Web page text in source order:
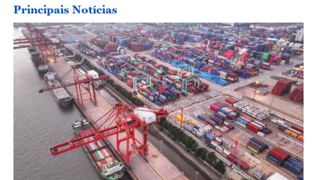
Principais Notícias